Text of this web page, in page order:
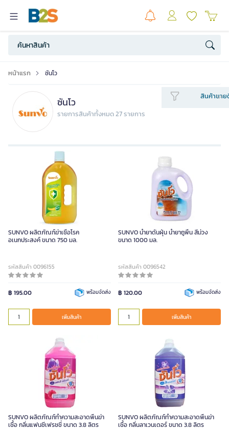
หน้าแรก ซันโว
ซันโว
รายการสินค้าทั้งหมด 27 รายการ
สินค้าขาย
SUNVO ผลิตภัณฑ์ฆ่าเชื้อโรค
อเนกประสงค์ ขนาด 750 มล.
รหัสสินค้า 0096155
฿ 195.00 พร้อมจัดส่ง
เพิ่มสินค้า
SUNVO น้ำยาดันฝุ่น น้ำยาถูพื้น สีม่วง
ขนาด 1000 มล.
รหัสสินค้า 0096542
฿ 120.00 พร้อมจัดส่ง
เพิ่มสินค้า
SUNVO ผลิตภัณฑ์ทำความสะอาดพื้นฆ่า
เชื้อ กลิ่นแฟนซีเฟรชชี่ ขนาด 3.8 ลิตร
SUNVO ผลิตภัณฑ์ทำความสะอาดพื้นฆ่า
เชื้อ กลิ่นลาเวนเดอร์ ขนาด 3.8 ลิตร